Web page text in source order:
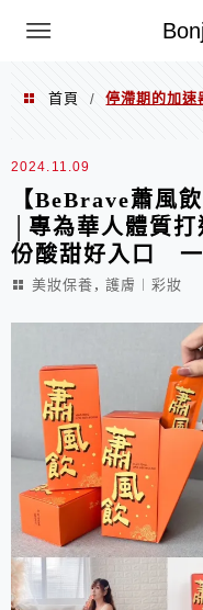
選單
首頁 / 停滯期的加速
停滯期的加速器
2024.11.09
【BeBrave蕭風
│專為華人體質
份酸甜好入口 一
美妝保養 , 護膚︱彩妝